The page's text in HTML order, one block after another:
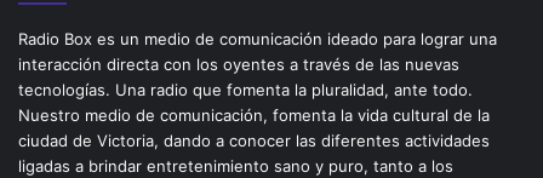
Radio Box es un medio de comunicación ideado para lograr una
interacción directa con los oyentes a través de las nuevas
tecnologías. Una radio que fomenta la pluralidad, ante todo.
Nuestro medio de comunicación, fomenta la vida cultural de la
ciudad de Victoria, dando a conocer las diferentes actividades
ligadas a brindar entretenimiento sano y puro, tanto a los